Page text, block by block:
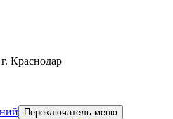
Краснодар
Переключатель меню